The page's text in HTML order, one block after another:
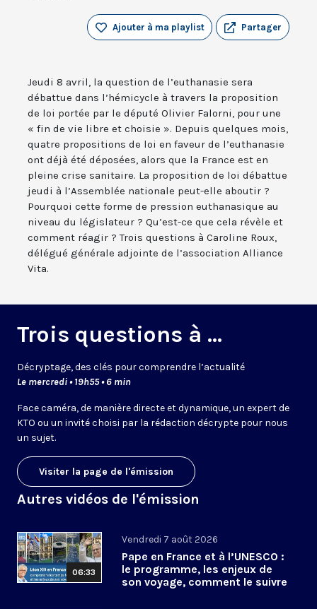
Partager
Ajouter à ma playlist
Jeudi 8 avril, la question de l’euthanasie sera
débattue dans l’hémicycle à travers la proposition
de loi portée par le député Olivier Falorni, pour une
« fin de vie libre et choisie ». Depuis quelques mois,
quatre propositions de loi en faveur de l’euthanasie
ont déjà été déposées, alors que la France est en
pleine crise sanitaire. La proposition de loi débattue
jeudi à l’Assemblée nationale peut-elle aboutir ?
Pourquoi cette forme de pression euthanasique au
niveau du législateur ? Qu’est-ce que cela révèle et
comment réagir ? Trois questions à Caroline Roux,
délégué générale adjointe de l’association Alliance
Vita.
Trois questions à ...
Décryptage, des clés pour comprendre l’actualité
Le mercredi • 19h55 • 6 min
Face caméra, de manière directe et dynamique, un expert de
KTO ou un invité choisi par la rédaction décrypte pour nous
un sujet.
Visiter la page de l'émission
Autres vidéos de l'émission
06:33
Vendredi 7 août 2026
Pape en France et à l’UNESCO :
le programme, les enjeux de
son voyage, comment le suivre